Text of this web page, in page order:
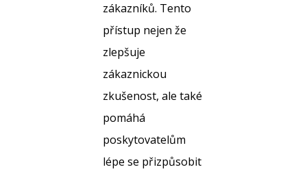
zákazníků. Tento
přístup nejen že
zlepšuje
zákaznickou
zkušenost, ale také
pomáhá
poskytovatelům
lépe se přizpůsobit